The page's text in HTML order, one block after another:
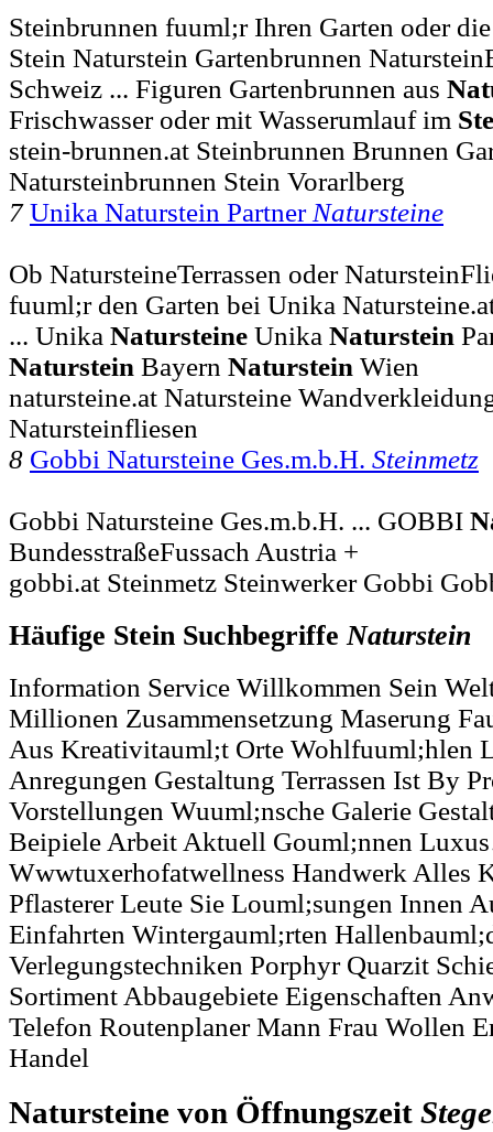
Steinbrunnen fuuml;r Ihren Garten oder
Stein Naturstein Gartenbrunnen
Schweiz ... Figuren Gartenbrunnen aus
Frischwasser oder mit Wasserumlauf im
stein-brunnen.at Steinbrunnen Brunnen
Natursteinbrunnen Stein Vorarlberg
7 Unika Naturstein Partner Natursteine
Ob NatursteineTerrassen oder
fuuml;r den Garten bei Unika
... Unika Natursteine Unika Naturstein
Naturstein Bayern Naturstein Wien
natursteine.at Natursteine
Natursteinfliesen
8 Gobbi Natursteine Ges.m.b.H. Steinmetz
Gobbi Natursteine Ges.m.b.H. ... GOBBI
BundesstraßeFussach Austria +
gobbi.at Steinmetz Steinwerker Gobbi
Häufige Stein Suchbegriffe Naturstein
Information Service Willkommen Sein
Millionen Zusammensetzung Maserung
Aus Kreativitauml;t Orte Wohlfuuml;hlen
Anregungen Gestaltung Terrassen Ist By
Vorstellungen Wuuml;nsche Galerie
Beipiele Arbeit Aktuell Gouml;nnen
Wwwtuxerhofatwellness Handwerk Alles
Pflasterer Leute Sie Louml;sungen Innen
Einfahrten Wintergauml;rten
Verlegungstechniken Porphyr Quarzit
Sortiment Abbaugebiete Eigenschaften
Telefon Routenplaner Mann Frau Wollen
Handel
Natursteine von Öffnungszeit